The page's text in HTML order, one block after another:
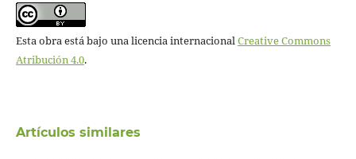
Esta obra está bajo una licencia internacionalCreative Commons
Atribución 4.0.
Artículos similares